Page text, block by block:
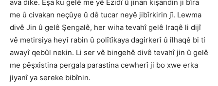
ava dike. Êşa ku gelê me yê Êzidî û jinan kişandin ji bîra
me û civakan neçûye û dê tucar neyê jibîrkirin jî. Lewma
divê Jin û gelê Şengalê, her wiha tevahî gelê Iraqê li dijî
vê metirsiya heyî rabin û polîtîkaya dagirkerî û îlhaqê bi ti
awayî qebûl nekin. Li ser vê bingehê divê tevahî jin û gelê
me pêşxistina pergala parastina cewherî ji bo xwe erka
jiyanî ya sereke bibînin.